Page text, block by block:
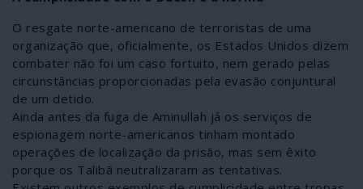
O resgate norte-americano de terroristas de uma
organização que, oficialmente, os Estados Unidos dizem
combater não foi um caso fortuito, nem gerado pelas
circunstâncias proporcionadas pela evasão conjuntural
de um detido.
Ainda antes da fuga de Aminullah já os serviços de
espionagem norte-americanos tinham montado
operações de localização da prisão, mas sem êxito
porque os Talibã neutralizaram as tentativas.